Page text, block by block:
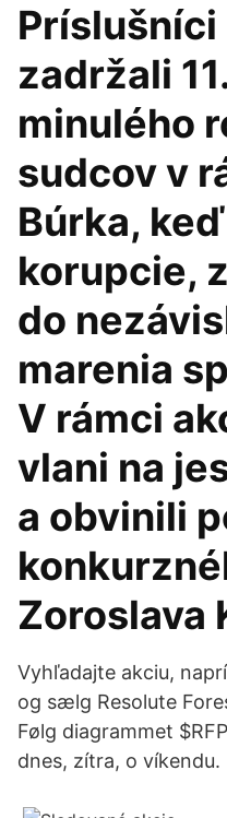
Príslušníci
zadržali
minulého
sudcov v
Búrka,
korupcie,
do
marenia
V rámci
vlani na
a obvinili
Zoroslava
Vyhľadajte akciu,
og sælg Resolute
Følg diagrammet
dnes, zítra, o víkendu.